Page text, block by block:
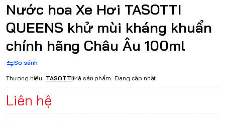
Nước hoa Xe Hơi TASOTTI
QUEENS khử mùi kháng khuẩn
chính hãng Châu Âu 100ml
So sánh
Thương hiệu: TASOTTIMã sản phẩm: Đang cập nhật
Liên hệ